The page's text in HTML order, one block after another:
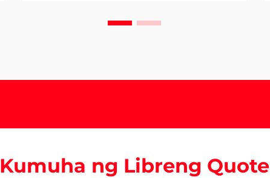
Kumuha ng Libreng Quote